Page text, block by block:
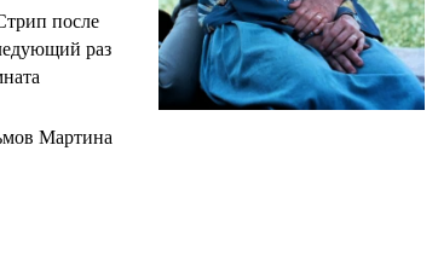
после
раз
Мартина